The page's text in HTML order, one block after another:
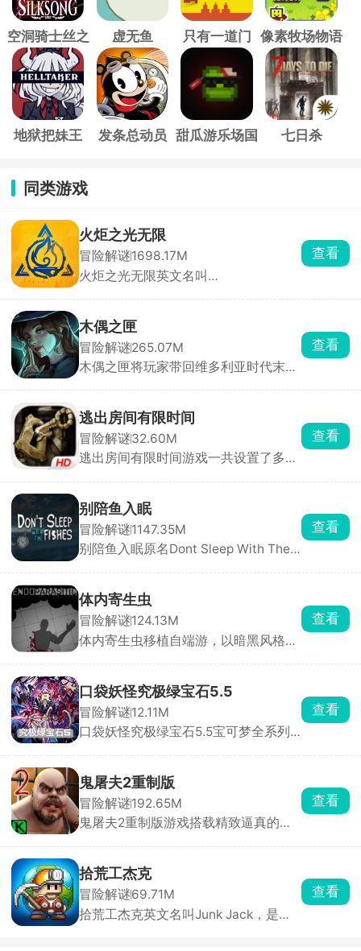
空洞骑士丝之
歌
虚无鱼 只有一道门 像素牧场物语
地狱把妹王 发条总动员
甜瓜游乐场国
七日杀
同类游戏
火炬之光无限
冒险解谜1698.17M
火炬之光无限英文名叫
200年后，Ember Tech席卷Leptis，黑
暗却悄然吞噬生命。玩家将携手精英英
雄团队，踏上对抗黑暗、恢复光明的征
途。游戏提供5大独特英雄、24种天
查看
木偶之匣
冒险解谜265.07M
木偶之匣将玩家带回维多利亚时代末期
的木偶庄园。随着深入探索，索恩家族
消失的惊天秘密逐渐揭开面纱。游戏采
用碎片化叙事方式，剧情并非单一线性
展开，而是需要你通过收集线索、破解
查看
逃出房间有限时间
冒险解谜32.60M
逃出房间有限时间游戏一共设置了多个
脱冒险。探索过程中，你要细心搜寻场
景内的各类道具，合理利用游戏给出的
提示，借助道具与场景物件互动，一步
步突破多个相连房室的封锁，揭开场景
查看
别陪鱼入眠
冒险解谜1147.35M
别陪鱼入眠原名Dont Sleep With The
Steam移植至手机端的末日恐怖生存游
戏。游戏采用PSX复古低多边形风格，
以第一人称视角展开。玩家扮演一名船
长，船只正在沉没，你只有60秒的逃生
逃生。
查看
体内寄生虫
冒险解谜124.13M
体内寄生虫移植自端游，以暗黑风格的
在吞噬你的身体，而你只剩一只手臂可
以使用。为了活下去，你必须深入阴暗
的实验室，搜寻止血绷带和驱虫疫苗来
压制体内的寄生虫，同时收集枪械弹
查看
口袋妖怪究极绿宝石5.5
冒险解谜12.11M
口袋妖怪究极绿宝石5.5宝可梦全系列
不同的精灵并驯服，参与多个周目的挑
战，体验到原汁原味的怀旧经典。
查看
鬼屠夫2重制版
冒险解谜192.65M
鬼屠夫2重制版游戏搭载精致逼真的全
主角木守，肩负一项危险重重的秘密任
务，必须在昏暗压抑的场景中，时刻保
持警惕，小心翼翼地躲避鬼屠夫的疯狂
追捕与致命袭击，同时在错综复杂的环
查看
拾荒工杰克
冒险解谜69.71M
拾荒工杰克英文名叫Junk Jack，是一
查看